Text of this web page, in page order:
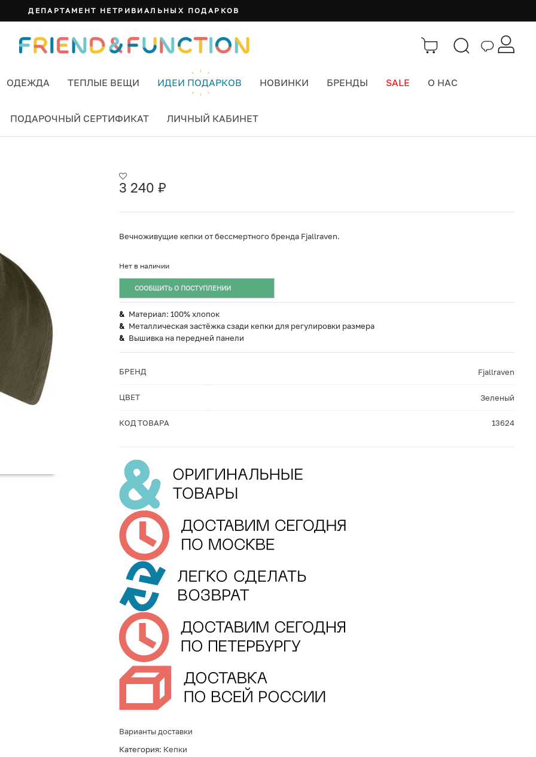
ДЕПАРТАМЕНТ НЕТРИВИАЛЬНЫХ ПОДАРКОВ
ОДЕЖДА ТЕПЛЫЕ ВЕЩИ ИДЕИ ПОДАРКОВ НОВИНКИ БРЕНДЫ SALE О НАС
ПОДАРОЧНЫЙ СЕРТИФИКАТ ЛИЧНЫЙ КАБИНЕТ
3 240 ₽
Вечноживущие кепки от бессмертного бренда Fjallraven.
Нет в наличии
СООБЩИТЬ О ПОСТУПЛЕНИИ
Материал: 100% хлопок
Металлическая застёжка сзади кепки для регулировки размера
Вышивка на передней панели
БРЕНД Fjallraven
ЦВЕТ Зеленый
КОД ТОВАРА 13624
Варианты доставки
Категория: Кепки